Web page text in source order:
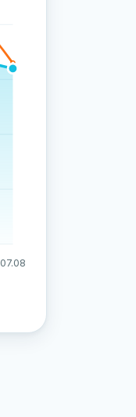
07.08